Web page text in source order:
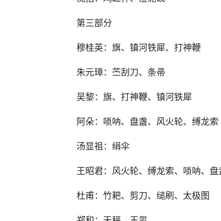
第三部分
穆桂英：旗、镇河铁犀、打神鞭
朱元璋：苎刮刀、条帚
吴黎：旗、打神鞭、镇河铁犀
阿朵：唢呐、盘盏、风火轮、缚龙索
汤显祖：绢伞
王昭君：风火轮、缚龙索、唢呐、盘
杜甫：竹耙、剪刀、缒刷、太极图